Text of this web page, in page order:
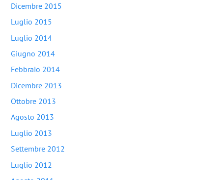
Dicembre 2015
Luglio 2015
Luglio 2014
Giugno 2014
Febbraio 2014
Dicembre 2013
Ottobre 2013
Agosto 2013
Luglio 2013
Settembre 2012
Luglio 2012